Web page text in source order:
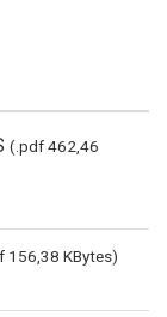
(.pdf 462,46
156,38 KBytes)